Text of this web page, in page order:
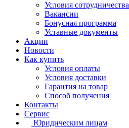
Условия сотрудничества
Вакансии
Бонусная программа
Уставные документы
Акции
Новости
Как купить
Условия оплаты
Условия доставки
Гарантия на товар
Способ получения
Контакты
Сервис
Юридическим лицам